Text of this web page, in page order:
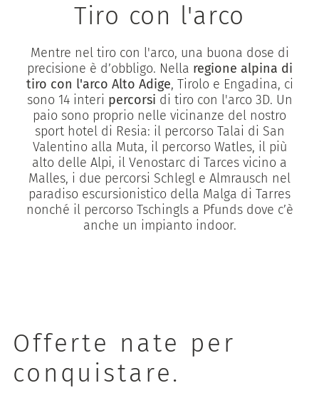
Tiro con l'arco
Mentre nel tiro con l'arco, una buona dose di
precisione è d’obbligo. Nella regione alpina di
tiro con l'arco Alto Adige, Tirolo e Engadina, ci
sono 14 interi percorsi di tiro con l'arco 3D. Un
paio sono proprio nelle vicinanze del nostro
sport hotel di Resia: il percorso Talai di San
Valentino alla Muta, il percorso Watles, il più
alto delle Alpi, il Venostarc di Tarces vicino a
Malles, i due percorsi Schlegl e Almrausch nel
paradiso escursionistico della Malga di Tarres
nonché il percorso Tschingls a Pfunds dove c’è
anche un impianto indoor.
Offerte nate per
conquistare.